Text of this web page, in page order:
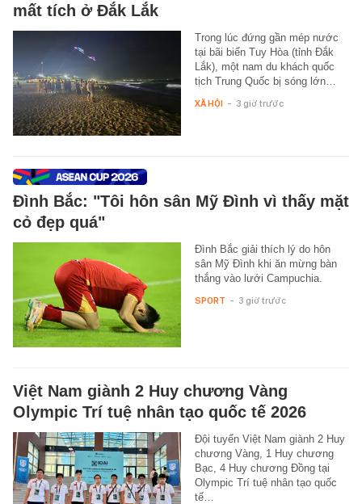
mất tích ở Đắk Lắk
Trong lúc đứng gần mép nước
tại bãi biển Tuy Hòa (tỉnh Đắk
Lắk), một nam du khách quốc
tịch Trung Quốc bị sóng lớn…
XÃ HỘI - 3 giờ trước
Đình Bắc: "Tôi hôn sân Mỹ Đình vì thấy mặt
cỏ đẹp quá"
Đình Bắc giải thích lý do hôn
sân Mỹ Đình khi ăn mừng bàn
thắng vào lưới Campuchia.
SPORT - 3 giờ trước
Việt Nam giành 2 Huy chương Vàng
Olympic Trí tuệ nhân tạo quốc tế 2026
Đội tuyển Việt Nam giành 2 Huy
chương Vàng, 1 Huy chương
Bạc, 4 Huy chương Đồng tại
Olympic Trí tuệ nhân tạo quốc
tế…